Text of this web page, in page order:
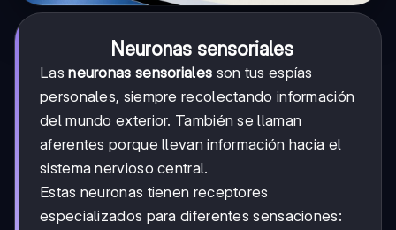
Neuronas sensoriales
Lasneuronas sensoriales son tus espías
personales, siempre recolectando información
del mundo exterior. También se llaman
aferentes porque llevan información hacia el
sistema nervioso central.
Estas neuronas tienen receptores
especializados para diferentes sensaciones: